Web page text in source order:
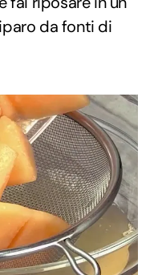
da fonti di